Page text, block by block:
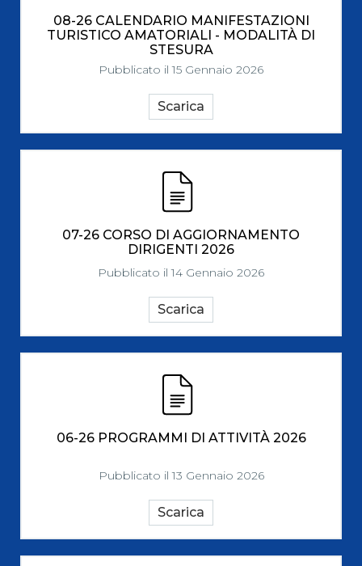
08-26 CALENDARIO MANIFESTAZIONI
TURISTICO AMATORIALI - MODALITÀ DI
STESURA
Pubblicato il 15 Gennaio 2026
Scarica
07-26 CORSO DI AGGIORNAMENTO
DIRIGENTI 2026
Pubblicato il 14 Gennaio 2026
Scarica
06-26 PROGRAMMI DI ATTIVITÀ 2026
Pubblicato il 13 Gennaio 2026
Scarica